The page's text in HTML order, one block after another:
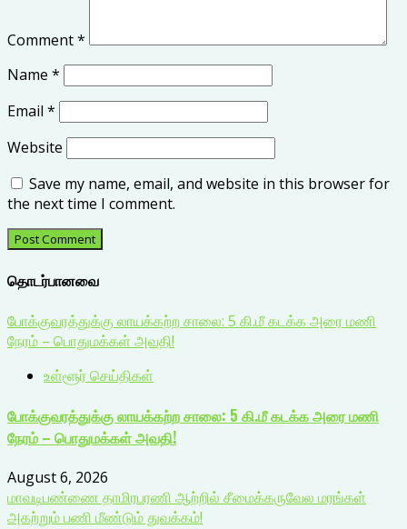
Comment*
Name *
Email *
Website
Save my name, email, and website in this browser for
the next time I comment.
தொடர்பானவை
போக்குவரத்துக்கு லாயக்கற்ற சாலை: 5 கி.மீ கடக்க அரை மணி
நேரம் – பொதுமக்கள் அவதி!
உள்ளூர் செய்திகள்
போக்குவரத்துக்கு லாயக்கற்ற சாலை: 5 கி.மீ கடக்க அரை மணி
நேரம் – பொதுமக்கள் அவதி!
August 6, 2026
மாவடிபண்ணை தாமிரபரணி ஆற்றில் சீமைக்கருவேல மரங்கள்
அகற்றும் பணி மீண்டும் துவக்கம்!